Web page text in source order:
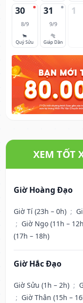
30
8/9
🐂
Quý Sửu
31
9/9
🐅
Giáp Dần
1
XEM TỐT
Giờ Hoàng Đạo
Giờ Tí (23h – 0h) ;
; Giờ Ngọ (11h –
(17h – 18h)
Giờ Hắc Đạo
Giờ Sửu (1h – 2h) ;
; Giờ Thân (15h –